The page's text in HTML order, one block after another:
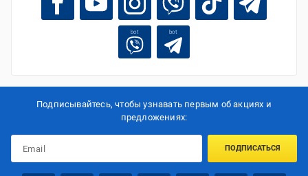
bot bot
Подписывайтесь, чтобы узнавать первым об акцияx и
предложениях:
ПОДПИСАТЬСЯ